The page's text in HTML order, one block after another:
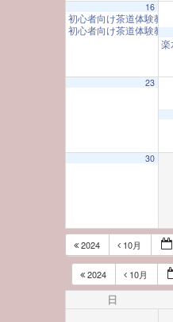
16
初心者向け茶道体験教室
初心者向け茶道体験教室
23
30
2024 10月
2024 10月
日